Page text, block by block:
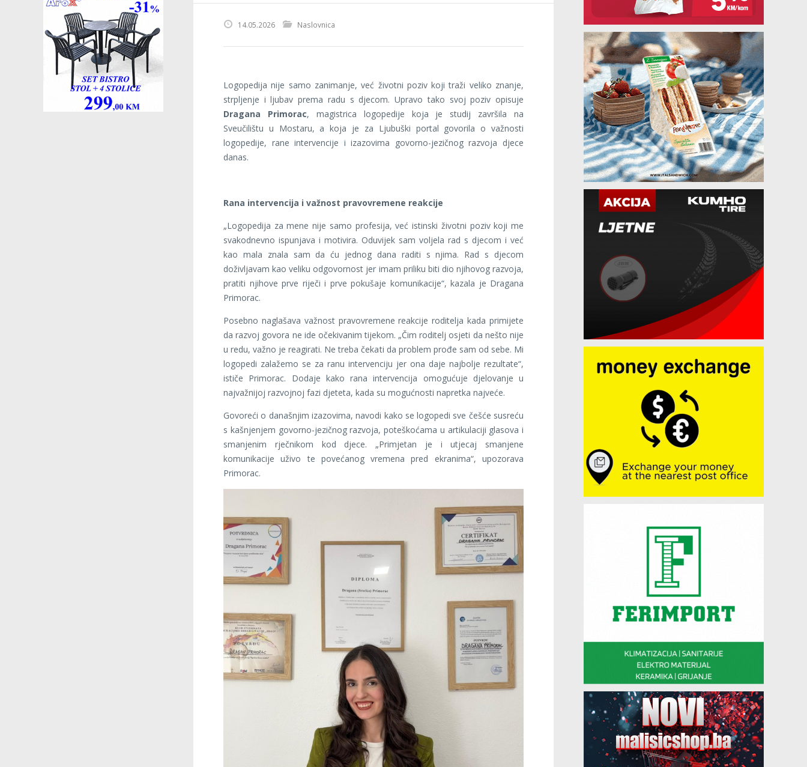
14.05.2026 Naslovnica
Logopedija nije samo zanimanje, već životni poziv koji traži veliko znanje,
strpljenje i ljubav prema radu s djecom. Upravo tako svoj poziv opisuje
Dragana Primorac, magistrica logopedije koja je studij završila na
Sveučilištu u Mostaru, a koja je za Ljubuški portal govorila o važnosti
logopedije, rane intervencije i izazovima govorno-jezičnog razvoja djece
danas.
Rana intervencija i važnost pravovremene reakcije
„Logopedija za mene nije samo profesija, već istinski životni poziv koji me
svakodnevno ispunjava i motivira. Oduvijek sam voljela rad s djecom i već
kao mala znala sam da ću jednog dana raditi s njima. Rad s djecom
doživljavam kao veliku odgovornost jer imam priliku biti dio njihovog razvoja,
pratiti njihove prve riječi i prve pokušaje komunikacije“, kazala je Dragana
Primorac.
Posebno naglašava važnost pravovremene reakcije roditelja kada primijete
da razvoj govora ne ide očekivanim tijekom. „Čim roditelj osjeti da nešto nije
u redu, važno je reagirati. Ne treba čekati da problem prođe sam od sebe. Mi
logopedi zalažemo se za ranu intervenciju jer ona daje najbolje rezultate“,
ističe Primorac. Dodaje kako rana intervencija omogućuje djelovanje u
najvažnijoj razvojnoj fazi djeteta, kada su mogućnosti napretka najveće.
Govoreći o današnjim izazovima, navodi kako se logopedi sve češće susreću
s kašnjenjem govorno-jezičnog razvoja, poteškoćama u artikulaciji glasova i
smanjenim rječnikom kod djece. „Primjetan je i utjecaj smanjene
komunikacije uživo te povećanog vremena pred ekranima“, upozorava
Primorac.